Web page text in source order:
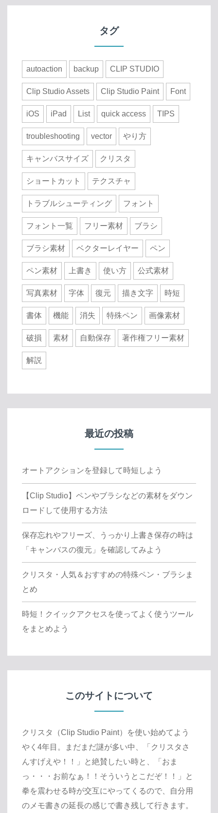
タグ
autoaction backup CLIP STUDIO
Clip Studio Assets Clip Studio Paint Font
iOS iPad List quick access TIPS
troubleshooting vector やり方
キャンバスサイズ クリスタ
ショートカット テクスチャ
トラブルシューティング フォント
フォント一覧 フリー素材 ブラシ
ブラシ素材 ベクターレイヤー ペン
ペン素材 上書き 使い方 公式素材
写真素材 字体 復元 描き文字 時短
書体 機能 消失 特殊ペン 画像素材
破損 素材 自動保存 著作権フリー素材
解説
最近の投稿
オートアクションを登録して時短しよう
【Clip Studio】ペンやブラシなどの素材をダウン
ロードして使用する方法
保存忘れやフリーズ、うっかり上書き保存の時は
「キャンバスの復元」を確認してみよう
クリスタ・人気＆おすすめの特殊ペン・ブラシま
とめ
時短！クイックアクセスを使ってよく使うツール
をまとめよう
このサイトについて
クリスタ（Clip Studio Paint）を使い始めてよう
やく4年目。まだまだ謎が多い中、「クリスタさ
んすげえや！！」と絶賛したい時と、「おま
っ・・・お前なぁ！！そういうとこだぞ！！」と
拳を震わせる時が交互にやってくるので、自分用
のメモ書きの延長の感じで書き残して行きます。